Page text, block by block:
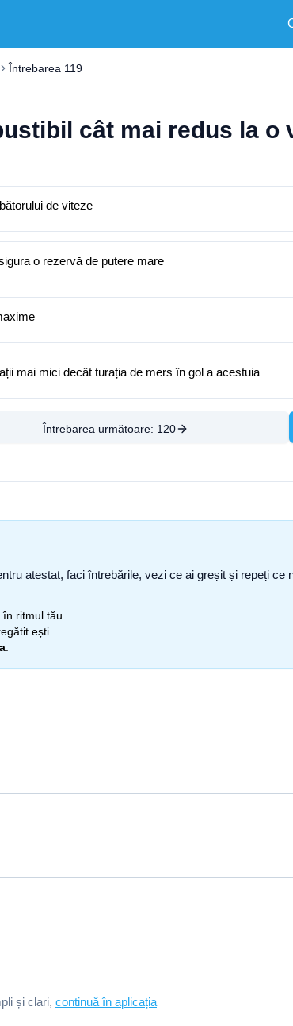
Întrebarea 119
cât mai redus la o
de viteze
o rezervă de putere mare
mai mici decât turația de mers în gol a acestuia
Întrebarea următoare: 120
atestat, faci întrebările, vezi ce ai greșit și repeți
ritmul tău.
ești.
și clari, continuă în aplicația